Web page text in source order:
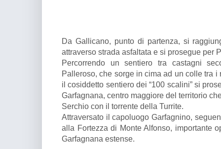
Da Gallicano, punto di partenza, si
attraverso strada asfaltata e si prosegue per
Percorrendo un sentiero tra castagni
Palleroso, che sorge in cima ad un colle tra
il cosiddetto sentiero dei “100 scalini” si
Garfagnana, centro maggiore del territorio
Serchio con il torrente della Turrite.
Attraversato il capoluogo Garfagnino,
alla Fortezza di Monte Alfonso, importante
Garfagnana estense.